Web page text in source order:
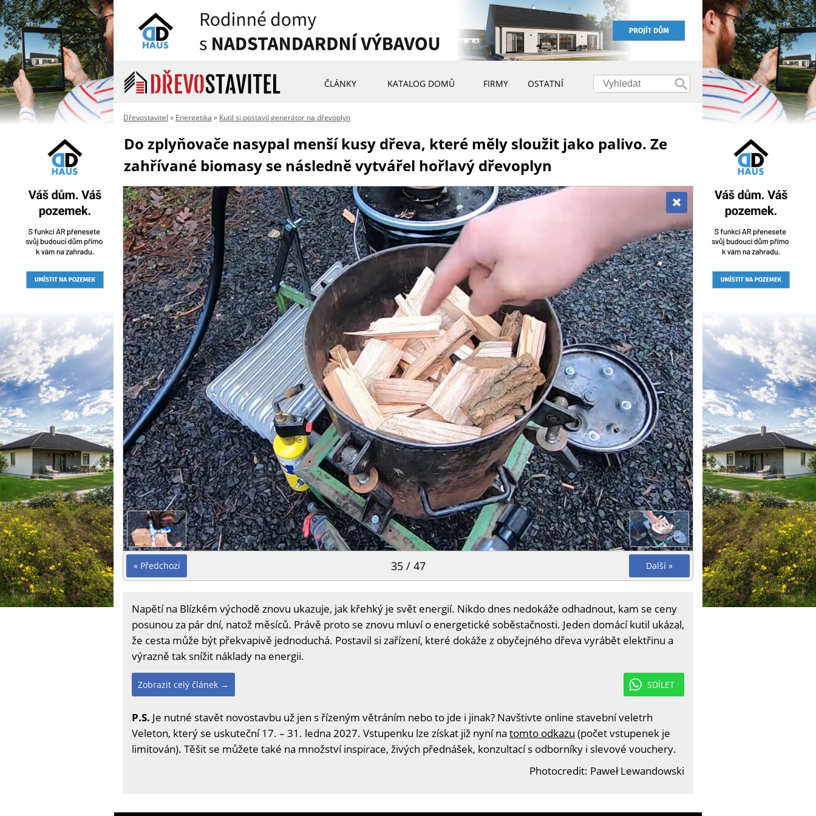
ČLÁNKY KATALOG DOMŮ FIRMY OSTATNÍ
Dřevostavitel » Energetika » Kutil si postavil generátor na dřevoplyn
Do zplyňovače nasypal menší kusy dřeva, které měly sloužit jako palivo. Ze
zahřívané biomasy se následně vytvářel hořlavý dřevoplyn
« Předchozí Další »
35 / 47
Napětí na Blízkém východě znovu ukazuje, jak křehký je svět energií. Nikdo dnes nedokáže odhadnout, kam se ceny
posunou za pár dní, natož měsíců. Právě proto se znovu mluví o energetické soběstačnosti. Jeden domácí kutil ukázal,
že cesta může být překvapivě jednoduchá. Postavil si zařízení, které dokáže z obyčejného dřeva vyrábět elektřinu a
výrazně tak snížit náklady na energii.
SDÍLET
Zobrazit celý článek →
P.S. Je nutné stavět novostavbu už jen s řízeným větráním nebo to jde i jinak? Navštivte online stavební veletrh
Veleton, který se uskuteční 17. – 31. ledna 2027. Vstupenku lze získat již nyní na tomto odkazu (počet vstupenek je
limitován). Těšit se můžete také na množství inspirace, živých přednášek, konzultací s odborníky i slevové vouchery.
Photocredit: Paweł Lewandowski